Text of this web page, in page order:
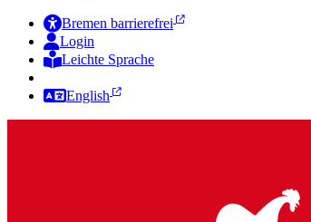
Bremen barrierefrei
Login
Leichte Sprache
English